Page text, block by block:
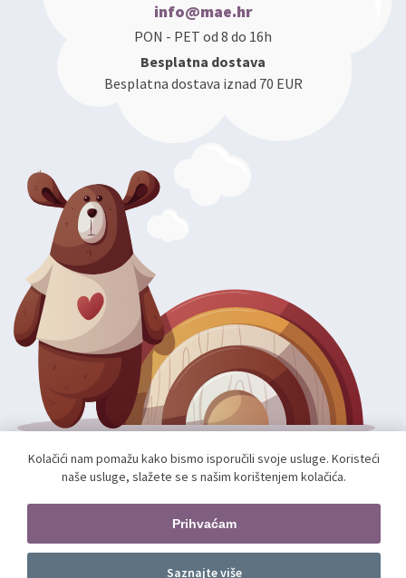
Dodajte u košaricu
info@mae.hr
PON - PET od 8 do 16h
Besplatna dostava
Besplatna dostava iznad 70 EUR
Autorska prava; 2026 mae.hr. Sva prava pridržana.
Pratite nas
Kolačići nam pomažu kako bismo isporučili svoje usluge. Koristeći
naše usluge, slažete se s našim korištenjem kolačića.
Prihvaćam
Saznajte više